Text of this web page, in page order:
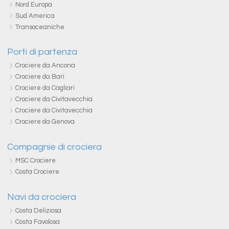
Nord Europa
Sud America
Transoceaniche
Porti di partenza
Crociere da Ancona
Crociere da Bari
Crociere da Cagliari
Crociere da Civitavecchia
Crociere da Civitavecchia
Crociere da Genova
Compagnie di crociera
MSC Crociere
Costa Crociere
Navi da crociera
Costa Deliziosa
Costa Favolosa